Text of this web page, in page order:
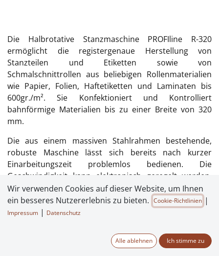
Die Halbrotative Stanzmaschine PROFIline R-320
ermöglicht die registergenaue Herstellung von
Stanzteilen und Etiketten sowie von
Schmalschnittrollen aus beliebigen Rollenmaterialien
wie Papier, Folien, Haftetiketten und Laminaten bis
600gr./m². Sie Konfektioniert und Kontrolliert
bahnförmige Materialien bis zu einer Breite von 320
mm.
Die aus einem massiven Stahlrahmen bestehende,
robuste Maschine lässt sich bereits nach kurzer
Einarbeitungszeit problemlos bedienen. Die
Geschwindigkeit kann elektronisch geregelt werden.
Nach Erreichen einer voreingestellten Anzahl von
Etiketten oder Laufmetern stoppt die Maschine
automatisch.
extrem kurze Ein- und Umrüstzeiten.
Wir verwenden Cookies auf dieser Website, um Ihnen
ein besseres Nutzererlebnis zu bieten. Cookie-Richtlinien |
Impressum | Datenschutz
Alle ablehnen Ich stimme zu